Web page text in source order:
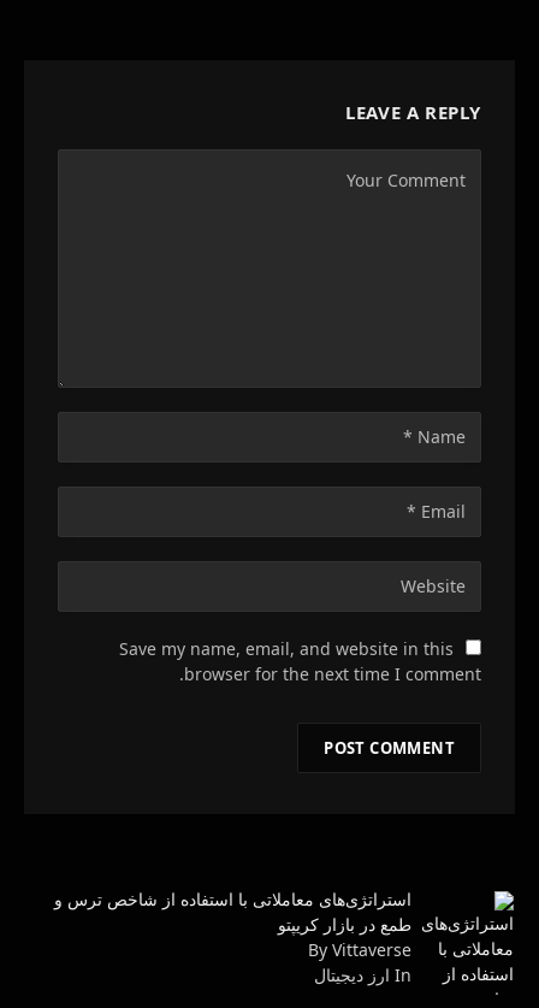
LEAVE A REPLY
Save my name, email, and website in this
browser for the next time I comment.
استراتژی‌های معاملاتی با استفاده از شاخص ترس و
طمع در بازار کریپتو
By Vittaverse
In ارز دیجیتال